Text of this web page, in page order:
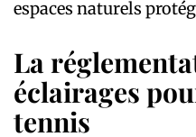
espaces naturels
La
éclairages
tennis